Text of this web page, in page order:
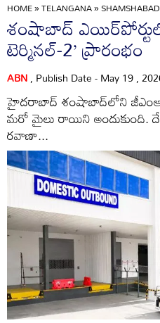
HOME»TELANGANA»
శంషాబాద్‌
టెర్మినల్‌-2’ ప్రారంభం
ABN, Publish Date - May 19 ,
హైదరాబాద్‌ శంషాబాద్‌లోని
మరో మైలు రాయిని అందుకుంది.
రవాణా...